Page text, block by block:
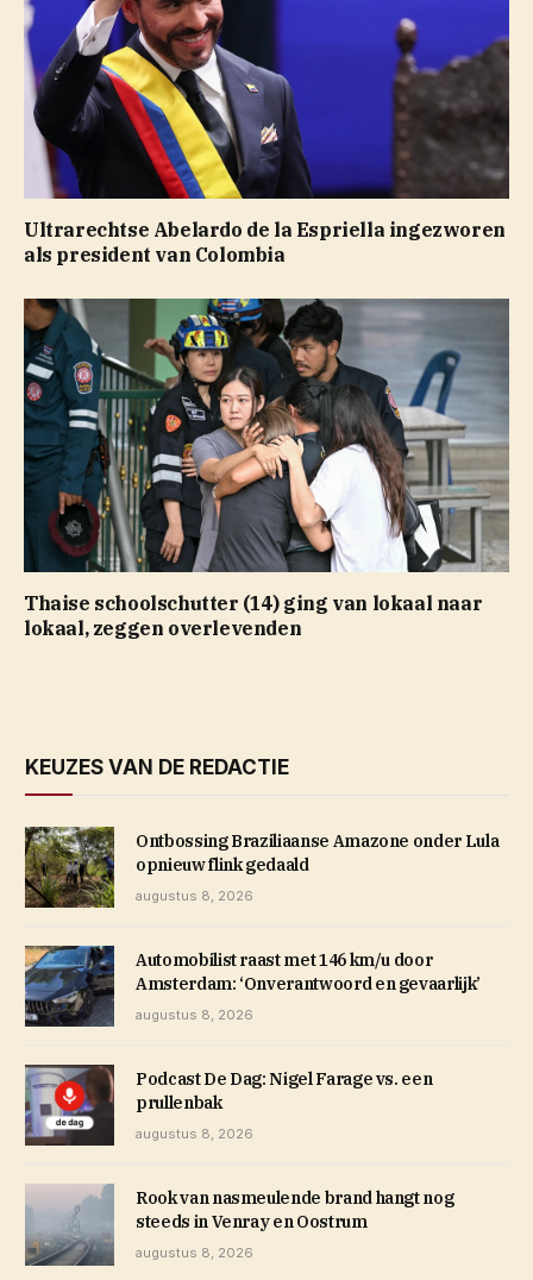
Ultrarechtse Abelardo de la Espriella ingezworen
als president van Colombia
Thaise schoolschutter (14) ging van lokaal naar
lokaal, zeggen overlevenden
KEUZES VAN DE REDACTIE
Ontbossing Braziliaanse Amazone onder Lula
opnieuw flink gedaald
augustus 8, 2026
Automobilist raast met 146 km/u door
Amsterdam: ‘Onverantwoord en gevaarlijk’
augustus 8, 2026
Podcast De Dag: Nigel Farage vs. een
prullenbak
augustus 8, 2026
Rook van nasmeulende brand hangt nog
steeds in Venray en Oostrum
augustus 8, 2026